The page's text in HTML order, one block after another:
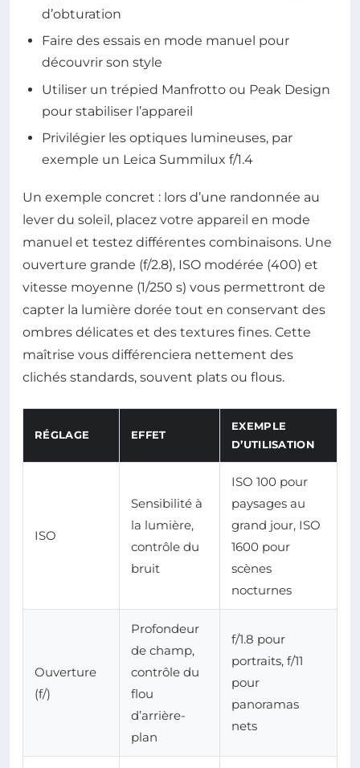
d’obturation
Faire des essais en mode manuel pour
découvrir son style
Utiliser un trépied Manfrotto ou Peak Design
pour stabiliser l’appareil
Privilégier les optiques lumineuses, par
exemple un Leica Summilux f/1.4
Un exemple concret : lors d’une randonnée au
lever du soleil, placez votre appareil en mode
manuel et testez différentes combinaisons. Une
ouverture grande (f/2.8), ISO modérée (400) et
vitesse moyenne (1/250 s) vous permettront de
capter la lumière dorée tout en conservant des
ombres délicates et des textures fines. Cette
maîtrise vous différenciera nettement des
clichés standards, souvent plats ou flous.
RÉGLAGE EFFET
EXEMPLE
D’UTILISATION
ISO
Sensibilité à
la lumière,
contrôle du
bruit
ISO 100 pour
paysages au
grand jour, ISO
1600 pour
scènes
nocturnes
Ouverture
(f/)
Profondeur
de champ,
contrôle du
flou
d’arrière-
plan
f/1.8 pour
portraits, f/11
pour
panoramas
nets